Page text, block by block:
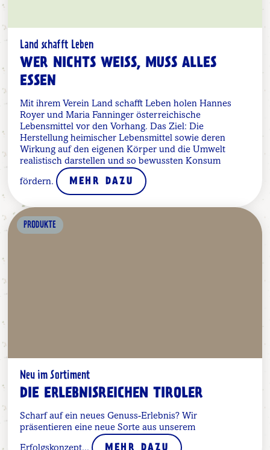
Land schafft Leben
WER NICHTS WEISS, MUSS ALLES E
SSEN
Mit ihrem Verein Land schafft Leben holen Hannes
Royer und Maria Fanninger österreichische
Lebensmittel vor den Vorhang. Das Ziel: Die
Herstellung heimischer Lebensmittel sowie deren
Wirkung auf den eigenen Körper und die Umwelt
realistisch darstellen und so bewussten Konsum
fördern. MEHR DAZU
PRODUKTE
Neu im Sortiment
DIE ERLEBNISREICHEN TIROLER
Scharf auf ein neues Genuss-Erlebnis? Wir
präsentieren eine neue Sorte aus unserem